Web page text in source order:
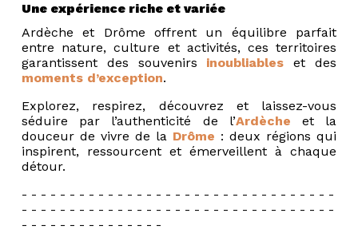
Une expérience riche et variée
Ardèche et Drôme offrent un équilibre parfait
entre nature, culture et activités, ces territoires
garantissent des souvenirs inoubliables
et des
moments d’exception.
Explorez, respirez, découvrez et laissez-vous
séduire par l’authenticité de l’Ardèche et la
douceur de vivre de la Drôme : deux régions qui
inspirent, ressourcent et émerveillent à chaque
détour.
- - - - - - - - - - - - - - - - - - - - - - - - - - - - - - - - -
- - - - - - - - - - - - - - - - - - - - - - - - - - - - - - - - -
- - - - - - - - - - - - - - -